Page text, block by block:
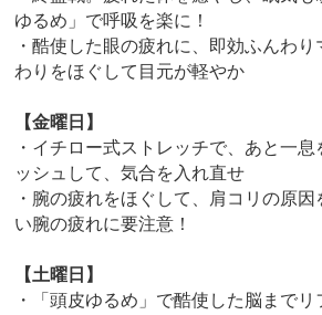
ゆるめ」で呼吸を楽に！
・酷使した眼の疲れに、即効ふんわ
わりをほぐして目元が軽やか
【金曜日】
・イチロー式ストレッチで、あと一
ッシュして、気合を入れ直せ
・腕の疲れをほぐして、肩コリの原
い腕の疲れに要注意！
【土曜日】
・「頭皮ゆるめ」で酷使した脳まで